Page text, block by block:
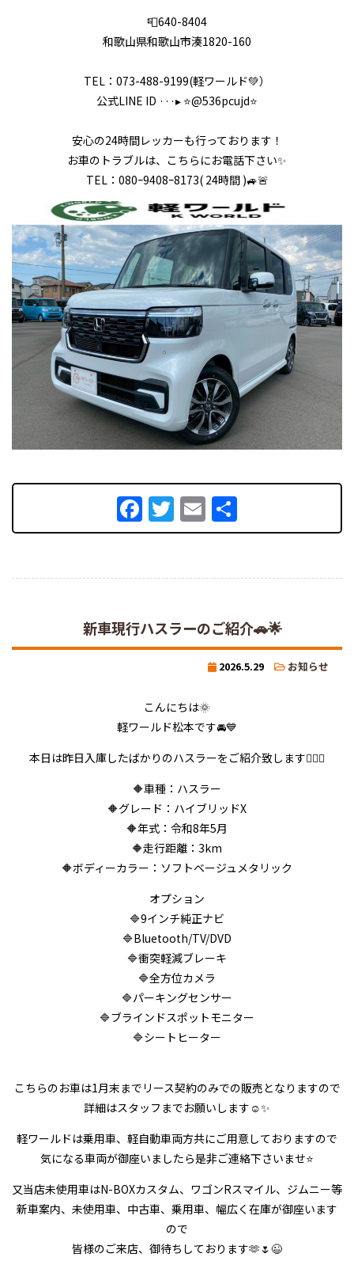
📮640-8404
和歌山県和歌山市湊1820-160
TEL：073-488-9199(軽ワールド💚）
公式LINE ID ···▸ ⭐️@536pcujd⭐️
安心の24時間レッカーも行っております！
お車のトラブルは、こちらにお電話下さい✨
TEL：080ｰ9408ｰ8173( 24時間 )🚙🚨
Facebook
Twitter
Email
有
新車現行ハスラーのご紹介🚗🌟
2026.5.29 お知らせ
こんにちは🌞
軽ワールド松本です🚘💙
本日は昨日入庫したばかりのハスラーをご紹介致します💁‍♂️✨
🔶車種：ハスラー
🔶グレード：ハイブリッドX
🔶年式：令和8年5月
🔶走行距離：3km
🔶ボディーカラー：ソフトベージュメタリック
オプション
🔷9インチ純正ナビ
🔷Bluetooth/TV/DVD
🔷衝突軽減ブレーキ
🔷全方位カメラ
🔷パーキングセンサー
🔷ブラインドスポットモニター
🔷シートヒーター
こちらのお車は1月末までリース契約のみでの販売となりますので
詳細はスタッフまでお願いします☺️✨
軽ワールドは乗用車、軽自動車両方共にご用意しておりますので
気になる車両が御座いましたら是非ご連絡下さいませ⭐
又当店未使用車はN-BOXカスタム、ワゴンRスマイル、ジムニー等
新車案内、未使用車、中古車、乗用車、幅広く在庫が御座います
ので
皆様のご来店、御待ちしております🫶🌷😉